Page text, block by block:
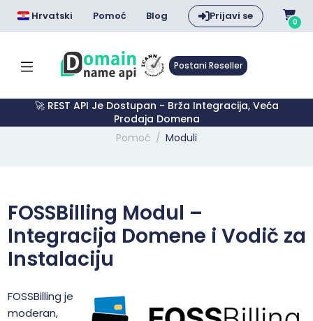
Hrvatski Pomoć Blog Prijavi se 0
Postani Reseller
🚀 REST API Je Dostupan - Brža Integracija, Veća
Prodaja Domena
Pomoć
Moduli
FOSSBilling Modul –
Integracija Domene i Vodič za
Instalaciju
FOSSBilling je
moderan,